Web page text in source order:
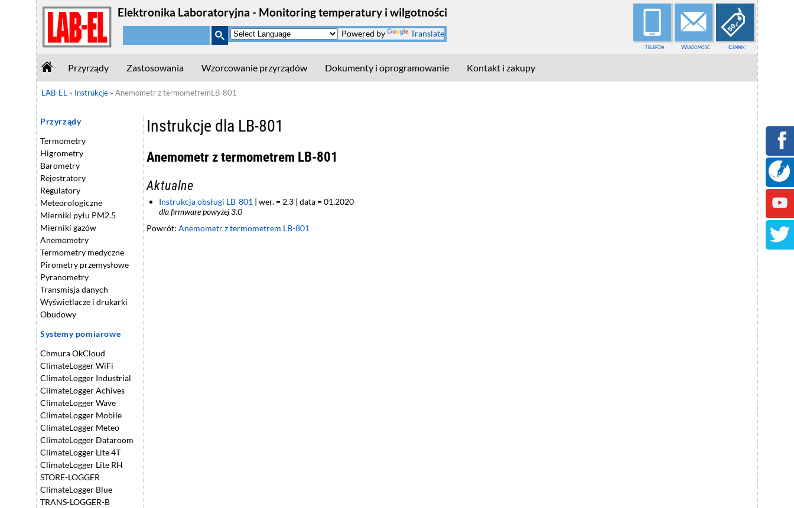
Elektronika Laboratoryjna - Monitoring temperatury i wilgotności
Powered by Translate
Telefon Wiadomość Cennik
Przyrządy Zastosowania Wzorcowanie przyrządów Dokumenty i oprogramowanie Kontakt i zakupy
LAB-EL » Instrukcje » Anemometr z termometremLB-801
Przyrządy
Termometry
Higrometry
Barometry
Rejestratory
Regulatory
Meteorologiczne
Mierniki pyłu PM2.5
Mierniki gazów
Anemometry
Termometry medyczne
Pirometry przemysłowe
Pyranometry
Transmisja danych
Wyświetlacze i drukarki
Obudowy
Systemy pomiarowe
Chmura OkCloud
ClimateLogger WiFi
ClimateLogger Industrial
ClimateLogger Achives
ClimateLogger Wave
ClimateLogger Mobile
ClimateLogger Meteo
ClimateLogger Dataroom
ClimateLogger Lite 4T
ClimateLogger Lite RH
STORE-LOGGER
ClimateLogger Blue
TRANS-LOGGER-B
Instrukcje dla LB-801
Anemometr z termometrem LB-801
Aktualne
Instrukcja obsługi LB-801 | wer. = 2.3 | data = 01.2020
dla firmware powyżej 3.0
Powrót: Anemometr z termometrem LB-801